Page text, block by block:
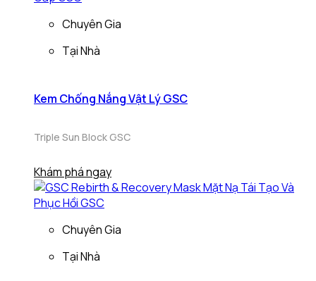
Chuyên Gia
Tại Nhà
Kem Chống Nắng Vật Lý GSC
Triple Sun Block GSC
Khám phá ngay
Chuyên Gia
Tại Nhà